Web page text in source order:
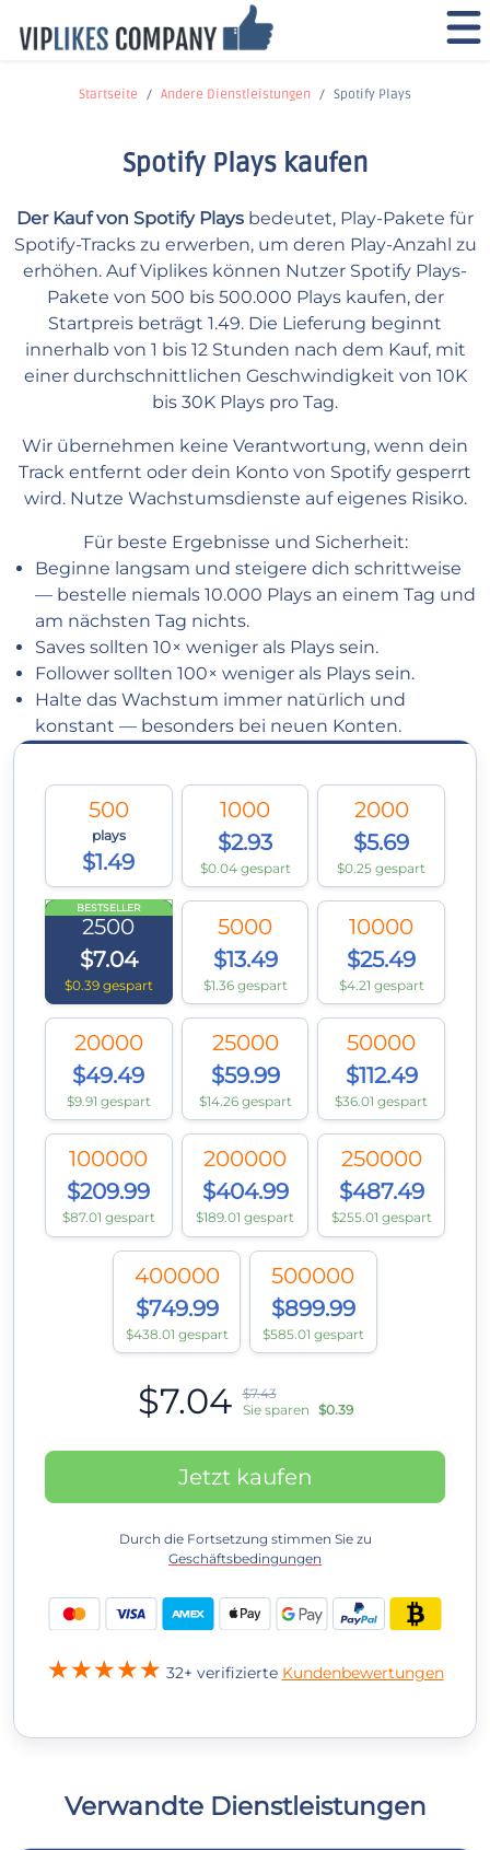
Startseite Andere Dienstleistungen Spotify Plays
Spotify Plays kaufen
Der Kauf von Spotify Plays bedeutet, Play-Pakete für
Spotify-Tracks zu erwerben, um deren Play-Anzahl zu
erhöhen. Auf Viplikes können Nutzer Spotify Plays-
Pakete von 500 bis 500.000 Plays kaufen, der
Startpreis beträgt 1.49. Die Lieferung beginnt
innerhalb von 1 bis 12 Stunden nach dem Kauf, mit
einer durchschnittlichen Geschwindigkeit von 10K
bis 30K Plays pro Tag.
Wir übernehmen keine Verantwortung, wenn dein
Track entfernt oder dein Konto von Spotify gesperrt
wird. Nutze Wachstumsdienste auf eigenes Risiko.
Für beste Ergebnisse und Sicherheit:
Beginne langsam und steigere dich schrittweise
— bestelle niemals 10.000 Plays an einem Tag und
am nächsten Tag nichts.
Saves sollten 10× weniger als Plays sein.
Follower sollten 100× weniger als Plays sein.
Halte das Wachstum immer natürlich und
konstant — besonders bei neuen Konten.
500
plays
$1.49
1000
$2.93
$0.04 gespart
2000
$5.69
$0.25 gespart
BESTSELLER
2500
$7.04
$0.39 gespart
5000
$13.49
$1.36 gespart
10000
$25.49
$4.21 gespart
20000
$49.49
$9.91 gespart
25000
$59.99
$14.26 gespart
50000
$112.49
$36.01 gespart
100000
$209.99
$87.01 gespart
200000
$404.99
$189.01 gespart
250000
$487.49
$255.01 gespart
400000
$749.99
$438.01 gespart
500000
$899.99
$585.01 gespart
$7.04
$7.43
Sie sparen $0.39
Jetzt kaufen
Durch die Fortsetzung stimmen Sie zu
Geschäftsbedingungen
32+ verifizierte Kundenbewertungen
Verwandte Dienstleistungen